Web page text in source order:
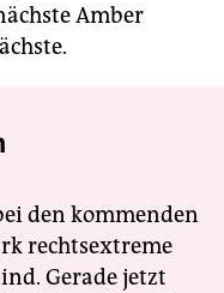
Amber
den kommenden
rechtsextreme
Gerade jetzt